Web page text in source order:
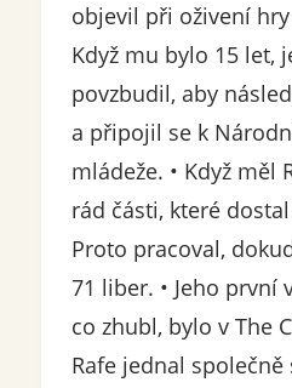
objevil při oživení hry
Když mu bylo 15 let,
povzbudil, aby
a připojil se k
mládeže. • Když měl
rád části, které
Proto pracoval,
71 liber. • Jeho první
co zhubl, bylo v The
Rafe jednal